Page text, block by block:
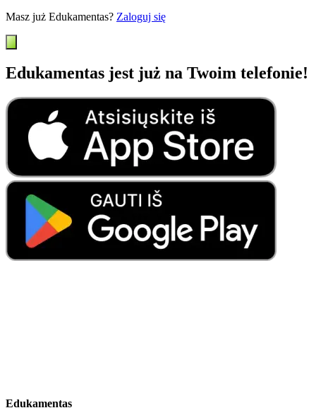
Masz już Edukamentas? Zaloguj się
Edukamentas jest już na Twoim telefonie!
Edukamentas